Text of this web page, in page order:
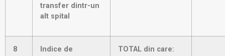
transfer dintr-un
alt spital
8
Indice de
TOTAL din care: